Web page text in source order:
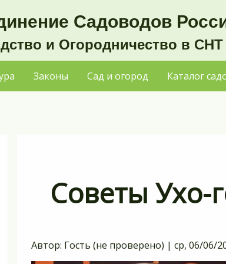
Садоводов
и Огородничество в
Законы Сад и огород Каталог
Советы Ухо-
Автор: Гость (не проверено) | ср, 06/06/